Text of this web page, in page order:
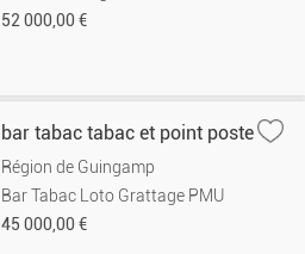
52 000,00 €
bar tabac tabac et point poste
Région de Guingamp
Bar Tabac Loto Grattage PMU
45 000,00 €